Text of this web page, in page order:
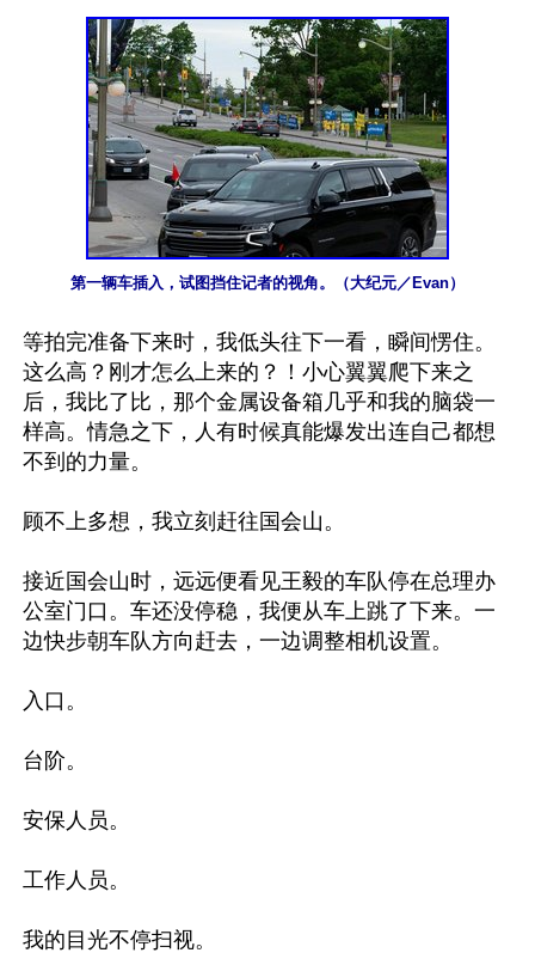
第一辆车插入，试图挡住记者的视角。（大纪元／Evan）
等拍完准备下来时，我低头往下一看，瞬间愣住。
这么高？刚才怎么上来的？！小心翼翼爬下来之
后，我比了比，那个金属设备箱几乎和我的脑袋一
样高。情急之下，人有时候真能爆发出连自己都想
不到的力量。
顾不上多想，我立刻赶往国会山。
接近国会山时，远远便看见王毅的车队停在总理办
公室门口。车还没停稳，我便从车上跳了下来。一
边快步朝车队方向赶去，一边调整相机设置。
入口。
台阶。
安保人员。
工作人员。
我的目光不停扫视。